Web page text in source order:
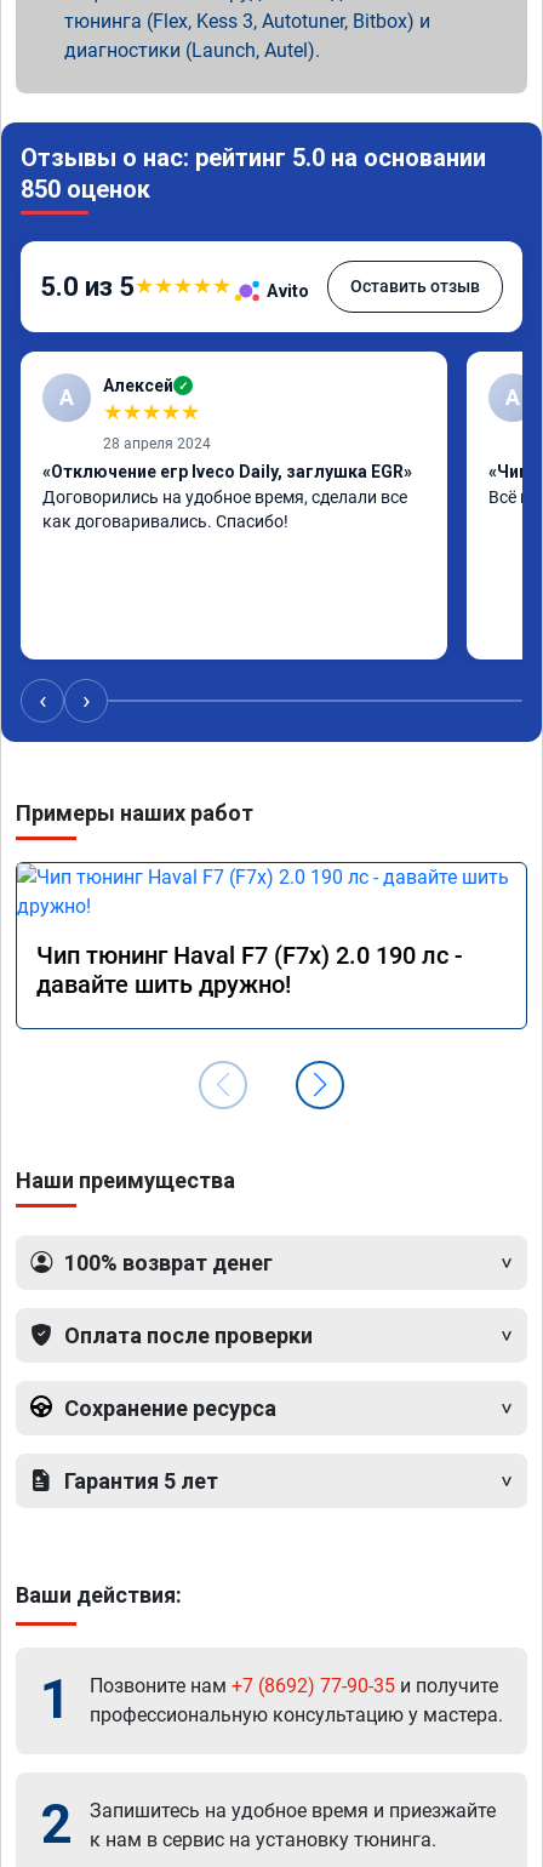
тюнинга (Flex, Kess 3, Autotuner, Bitbox) и
диагностики (Launch, Autel).
Отзывы о нас: рейтинг 5.0 на основании
850 оценок
5.0 из 5★★★★★ Avito Оставить отзыв
А Алексей ✓
★★★★★
28 апреля 2024
«Отключение егр Iveco Daily, заглушка EGR»
Договорились на удобное время, сделали все
как договаривались. Спасибо!
А
«Чип
Всё
‹ ›
Примеры наших работ
Чип тюнинг Haval F7 (F7x) 2.0 190 лс -
давайте шить дружно!
Наши преимущества
100% возврат денег
Оплата после проверки
Сохранение ресурса
Гарантия 5 лет
Ваши действия:
1 Позвоните нам +7 (8692) 77-90-35 и получите
профессиональную консультацию у мастера.
2
Запишитесь на удобное время и приезжайте
к нам в сервис на установку тюнинга.